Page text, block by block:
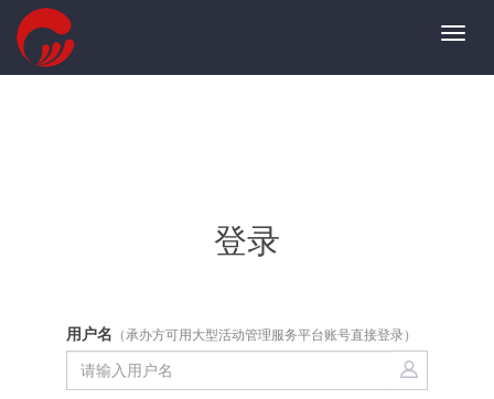
登录
用户名 （承办方可用大型活动管理服务平台账号直接登录）